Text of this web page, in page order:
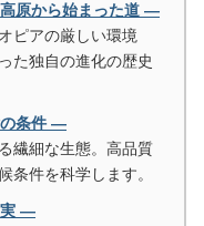
原から始まった道 ―
ピアの厳しい環境
た独自の進化の歴史
の条件 ―
繊細な生態。高品質
条件を科学します。
実 ―